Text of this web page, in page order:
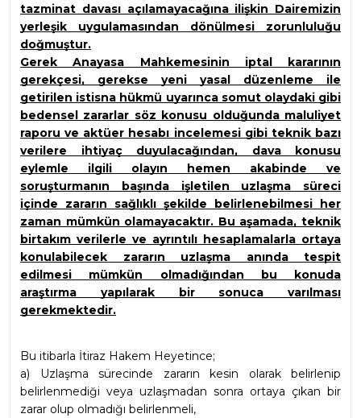
tazminat davası açılamayacağına ilişkin Dairemizin
yerleşik uygulamasından dönülmesi zorunluluğu
doğmuştur.
Gerek Anayasa Mahkemesinin iptal kararının
gerekçesi, gerekse yeni yasal düzenleme ile
getirilen istisna hükmü uyarınca somut olaydaki gibi
bedensel zararlar söz konusu olduğunda maluliyet
raporu ve aktüer hesabı incelemesi gibi teknik bazı
verilere ihtiyaç duyulacağından, dava konusu
eylemle ilgili olayın hemen akabinde ve
soruşturmanın başında işletilen uzlaşma süreci
içinde zararın sağlıklı şekilde belirlenebilmesi her
zaman mümkün olamayacaktır. Bu aşamada, teknik
birtakım verilerle ve ayrıntılı hesaplamalarla ortaya
konulabilecek zararın uzlaşma anında tespit
edilmesi mümkün olmadığından bu konuda
araştırma yapılarak bir sonuca varılması
gerekmektedir.
Bu itibarla İtiraz Hakem Heyetince;
a) Uzlaşma sürecinde zararın kesin olarak belirlenip
belirlenmediği veya uzlaşmadan sonra ortaya çıkan bir
zarar olup olmadığı belirlenmeli,